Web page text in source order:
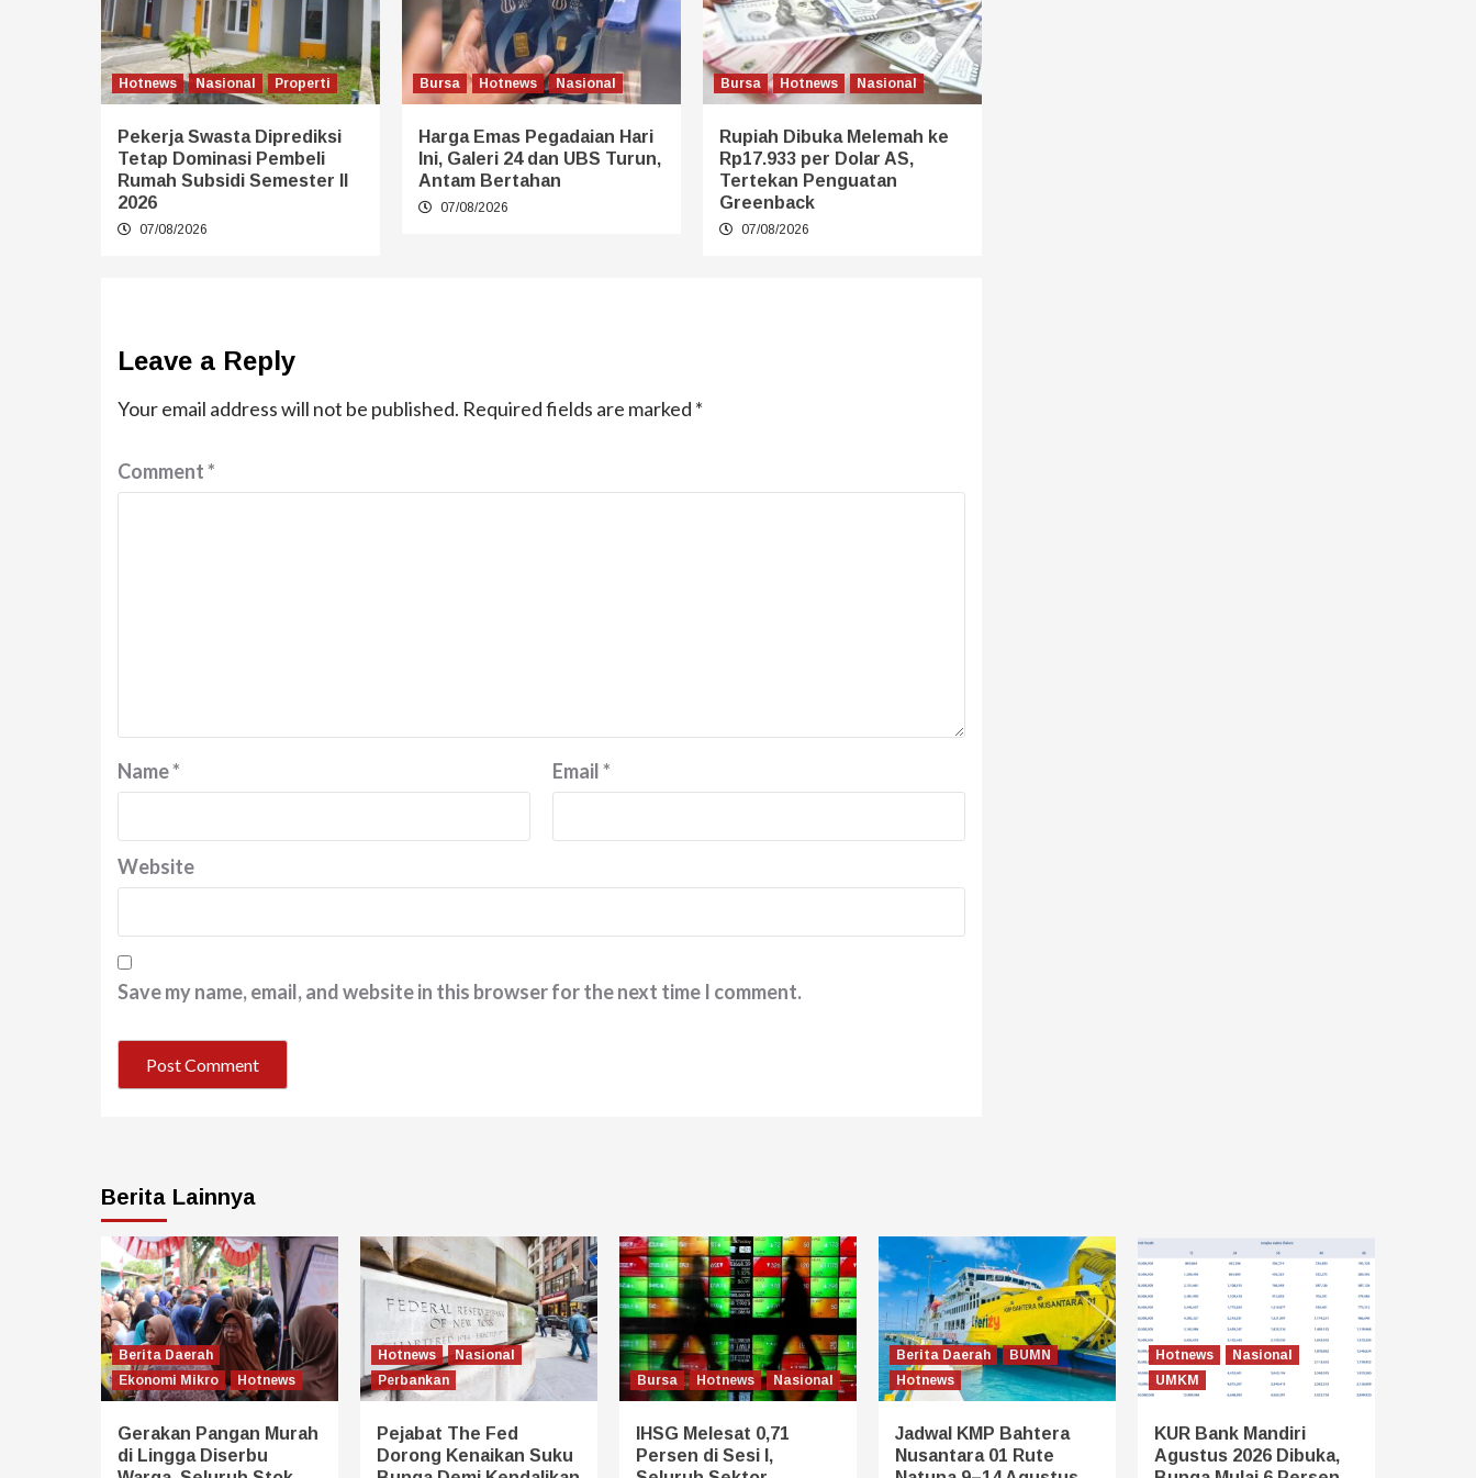
Hotnews Nasional Properti
Pekerja Swasta Diprediksi
Tetap Dominasi Pembeli
Rumah Subsidi Semester II
2026
07/08/2026
Bursa Hotnews Nasional
Harga Emas Pegadaian Hari
Ini, Galeri 24 dan UBS Turun,
Antam Bertahan
07/08/2026
Bursa Hotnews Nasional
Rupiah Dibuka Melemah ke
Rp17.933 per Dolar AS,
Tertekan Penguatan
Greenback
07/08/2026
Leave a Reply
Your email address will not be published. Required fields are marked *
Comment*
Name* Email*
Website
Save my name, email, and website in this browser for the next time I comment.
Berita Lainnya
Berita Daerah
Ekonomi Mikro
Hotnews
Gerakan Pangan Murah
di Lingga Diserbu
Hotnews
Nasional
Perbankan
Pejabat The Fed
Dorong Kenaikan Suku
Bursa Hotnews Nasional
IHSG Melesat 0,71
Persen di Sesi I,
Berita Daerah
BUMN
Hotnews
Jadwal KMP Bahtera
Nusantara 01 Rute
Hotnews
Nasional
UMKM
KUR Bank Mandiri
Agustus 2026 Dibuka,